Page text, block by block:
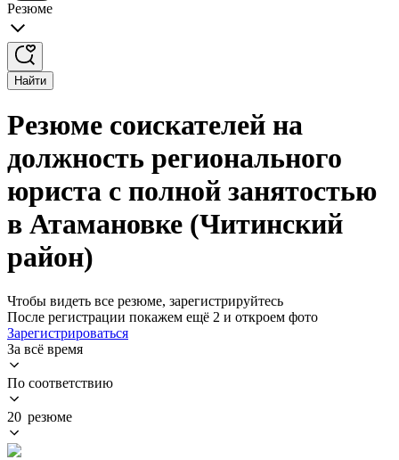
Резюме
Найти
Резюме соискателей на
должность регионального
юриста с полной занятостью
в Атамановке (Читинский
район)
Чтобы видеть все резюме, зарегистрируйтесь
После регистрации покажем ещё 2 и откроем фото
Зарегистрироваться
За всё время
По соответствию
20 резюме